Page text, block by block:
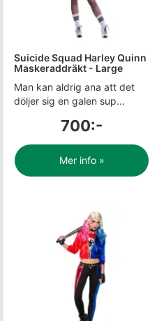
Suicide Squad Harley Quinn
Maskeraddräkt - Large
Man kan aldrig ana att det
döljer sig en galen sup...
700:-
Mer info »